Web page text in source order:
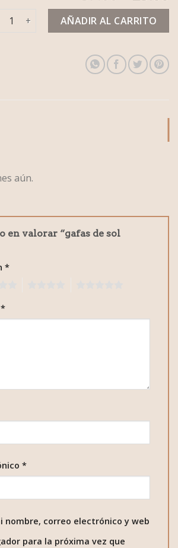
de sol arnette cantidad
AÑADIR AL CARRITO
aún.
en valorar “gafas de sol
*
*
*
nombre, correo electrónico y web
para la próxima vez que